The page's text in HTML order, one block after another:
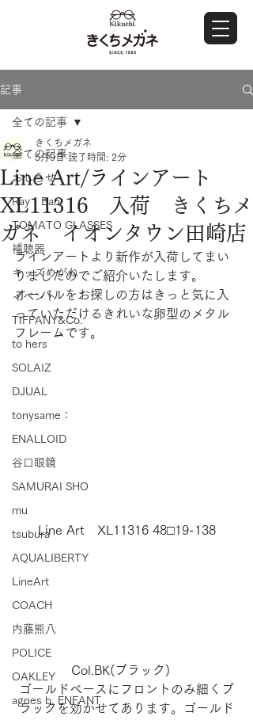
記事
全ての記事
おしらせ
Ray・Ban
TOMATO GLASSES
補聴器
キッズめがね
イベント
TIFFANY&Co.
to hers
SOLAIZ
DJUAL
tonysame：
ENALLOID
谷口眼鏡
SAMURAI SHO
mu
tsubura
AQUALIBERTY
LineArt
COACH
内藤熊八
POLICE
OAKLEY
agnes b. ENFANT
全ての記事
Line Art/ラインアート
XL11316 入荷 きくちメ
ガネ イオンタウン田崎店
きくちメガネ
5月9日 読了時間: 2分
ラインアートより新作が入荷してまい
りましたのでご紹介いたします。
オーバルをお探しの方はきっと気に入
っていただけるきれいな卵型のメタル
フレームです。
Line Art　XL11316 48□19-138
Col.BK(ブラック)
ゴールドベースにフロントのみ細くブ
ラックを効かせてあります。ゴールド